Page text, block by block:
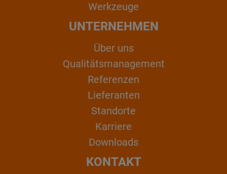
Werkzeuge
UNTERNEHMEN
Über uns
Qualitätsmanagement
Referenzen
Lieferanten
Standorte
Karriere
Downloads
KONTAKT